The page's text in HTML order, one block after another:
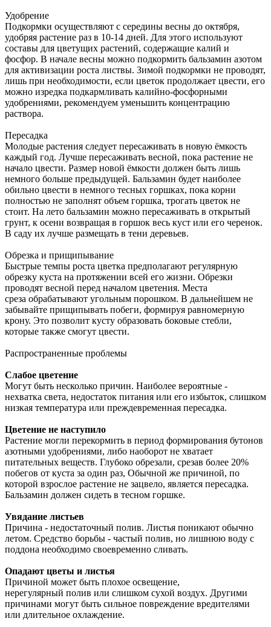
Удобрение
Подкормки осуществляют с середины весны до октября,
удобряя растение раз в 10-14 дней. Для этого используют
составы для цветущих растений, содержащие калий и
фосфор. В начале весны можно подкормить бальзамин азотом
для активизации роста листвы. Зимой подкормки не проводят,
лишь при необходимости, если цветок продолжает цвести, его
можно изредка подкармливать калийно-фосфорными
удобрениями, рекомендуем уменьшить концентрацию
раствора.
Пересадка
Молодые растения следует пересаживать в новую ёмкость
каждый год. Лучше пересаживать весной, пока растение не
начало цвести. Размер новой ёмкости должен быть лишь
немного больше предыдущей. Бальзамин будет наиболее
обильно цвести в немного тесных горшках, пока корни
полностью не заполнят объем горшка, трогать цветок не
стоит. На лето бальзамин можно пересаживать в открытый
грунт, к осени возвращая в горшок весь куст или его черенок.
В саду их лучше размещать в тени деревьев.
Обрезка и прищипывание
Быстрые темпы роста цветка предполагают регулярную
обрезку куста на протяжении всей его жизни. Обрезки
проводят весной перед началом цветения. Места
среза обрабатывают угольным порошком. В дальнейшем не
забывайте прищипывать побеги, формируя равномерную
крону. Это позволит кусту образовать боковые стебли,
которые также смогут цвести.
Распространенные проблемы
Слабое цветение
Могут быть несколько причин. Наиболее вероятные -
нехватка света, недостаток питания или его избыток, слишком
низкая температура или преждевременная пересадка.
Цветение не наступило
Растение могли перекормить в период формирования бутонов
азотными удобрениями, либо наоборот не хватает
питательных веществ. Глубоко обрезали, срезав более 20%
побегов от куста за один раз, Обычной же причиной, по
которой взрослое растение не зацвело, является пересадка.
Бальзамин должен сидеть в тесном горшке.
Увядание листьев
Причина - недостаточный полив. Листья поникают обычно
летом. Средство борьбы - частый полив, но лишнюю воду с
поддона необходимо своевременно сливать.
Опадают цветы и листья
Причиной может быть плохое освещение,
нерегулярный полив или слишком сухой воздух. Другими
причинами могут быть сильное повреждение вредителями
или длительное охлаждение.